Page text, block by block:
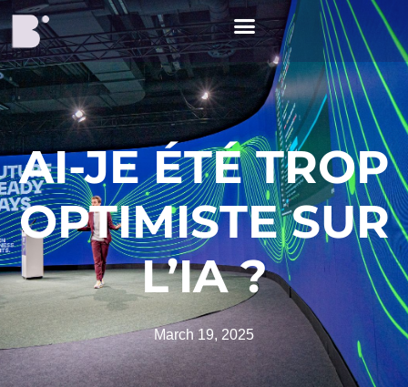
AI-JE ÉTÉ TROP
OPTIMISTE SUR
L’IA ?
March 19, 2025